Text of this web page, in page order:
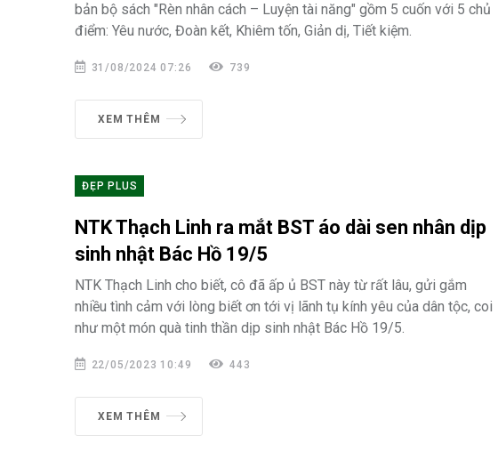
bản bộ sách "Rèn nhân cách – Luyện tài năng" gồm 5 cuốn với 5 chủ
điểm: Yêu nước, Đoàn kết, Khiêm tốn, Giản dị, Tiết kiệm.
31/08/2024 07:26 739
XEM THÊM
ĐẸP PLUS
NTK Thạch Linh ra mắt BST áo dài sen nhân dịp
sinh nhật Bác Hồ 19/5
NTK Thạch Linh cho biết, cô đã ấp ủ BST này từ rất lâu, gửi gắm
nhiều tình cảm với lòng biết ơn tới vị lãnh tụ kính yêu của dân tộc, coi
như một món quà tinh thần dịp sinh nhật Bác Hồ 19/5.
22/05/2023 10:49 443
XEM THÊM